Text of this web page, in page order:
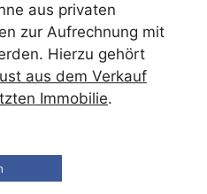
aus privaten
zur Aufrechnung mit
Hierzu gehört
aus dem Verkauf
Immobilie.